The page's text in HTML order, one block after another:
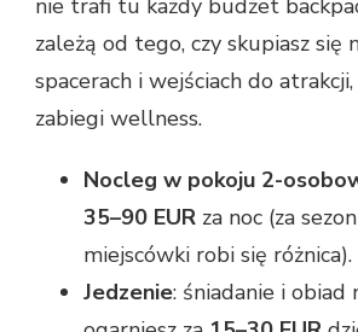
nie trafi tu każdy budżet
zależą od tego, czy skupiasz się
spacerach i wejściach do atrakcji,
zabiegi wellness.
Nocleg w pokoju 2-
35–90 EUR za noc (za
miejscówki robi się różnica).
Jedzenie: śniadanie i obiad